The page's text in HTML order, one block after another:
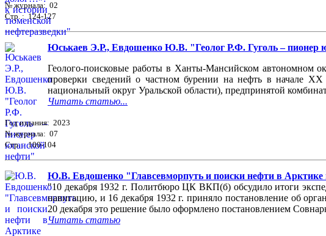
№ журнала: 02
Стр. : 124-127
Юськаев Э.Р., Евдошенко Ю.В. "Геолог Р.Ф. Гуголь – пионер
Геолого-поисковые работы в Ханты-Мансийском автономном
проверки сведений о частном бурении на нефть в начале
национальный округ Уральской области), предпринятой
Читать статью...
Год издания: 2023
№ журнала: 07
Стр. : 100-104
Ю.В. Евдошенко "Главсевморпуть и поиски нефти в Арктике
"10 декабря 1932 г. Политбюро ЦК ВКП(б) обсудило итоги
навигацию, и 16 декабря 1932 г. приняло постановление об
20 декабря это решение было оформлено постановлением
Читать статью